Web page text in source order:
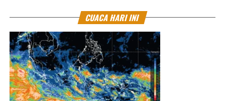
Pidana Korupsi jo. Pasal 55 ayat (1) ke-1 KUHP.
***MuhammadShiddiq
Kritik saran kami terima untuk pengembangan
konten kami. Jangan lupa subscribe dan like di
Channel YouTube, Instagram dan Tik Tok.
kasih.
CUACA HARI INI